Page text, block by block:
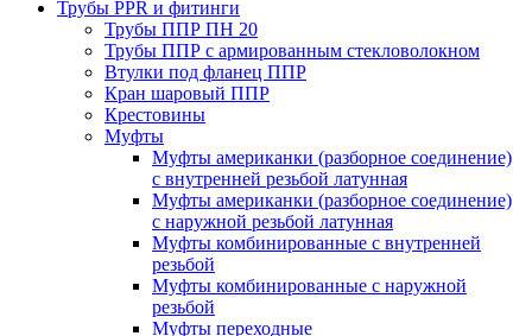
Трубы PPR и фитинги
Трубы ППР ПН 20
Трубы ППР с армированным стекловолокном
Втулки под фланец ППР
Кран шаровый ППР
Крестовины
Муфты
Муфты американки (разборное соединение)
с внутренней резьбой латунная
Муфты американки (разборное соединение)
с наружной резьбой латунная
Муфты комбинированные с внутренней
резьбой
Муфты комбинированные с наружной
резьбой
Муфты переходные